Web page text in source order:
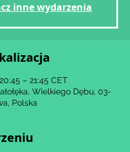
inne wydarzenia
– 21:45 CET
Wielkiego Dębu, 03-
Polska